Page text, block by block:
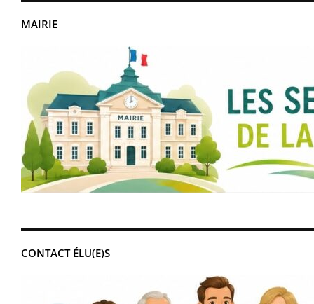
MAIRIE
CONTACT ÉLU(E)S